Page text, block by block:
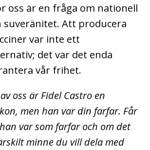
oss är en fråga om nationell
suveränitet. Att producera
var inte ett
det var det enda
vår frihet.
oss är Fidel Castro en
men han var din farfar. Får
var som farfar och om det
minne du vill dela med